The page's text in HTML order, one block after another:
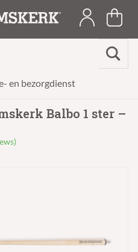
en bezorgdienst
Balbo 1 ster –